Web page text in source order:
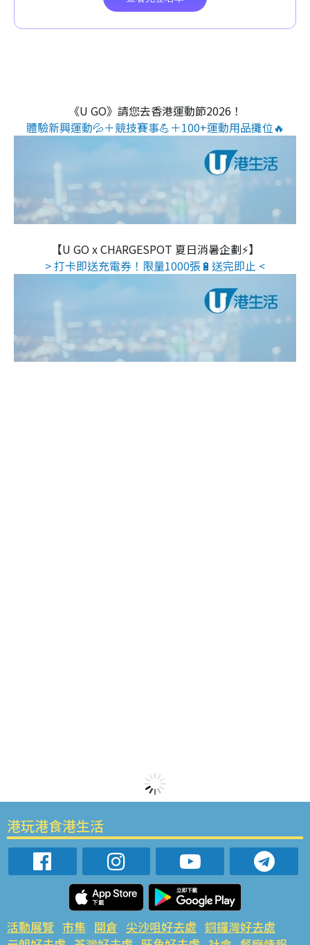
《U GO》請您去香港運動節2026！
體驗新興運動💦＋競技賽事💪＋100+運動用品攤位🔥
【U GO x CHARGESPOT 夏日消暑企劃⚡】
> 打卡即送充電券！限量1000張🔋送完即止 <
港玩港食港生活
活動展覽 市集 開倉 尖沙咀好去處 銅鑼灣好去處